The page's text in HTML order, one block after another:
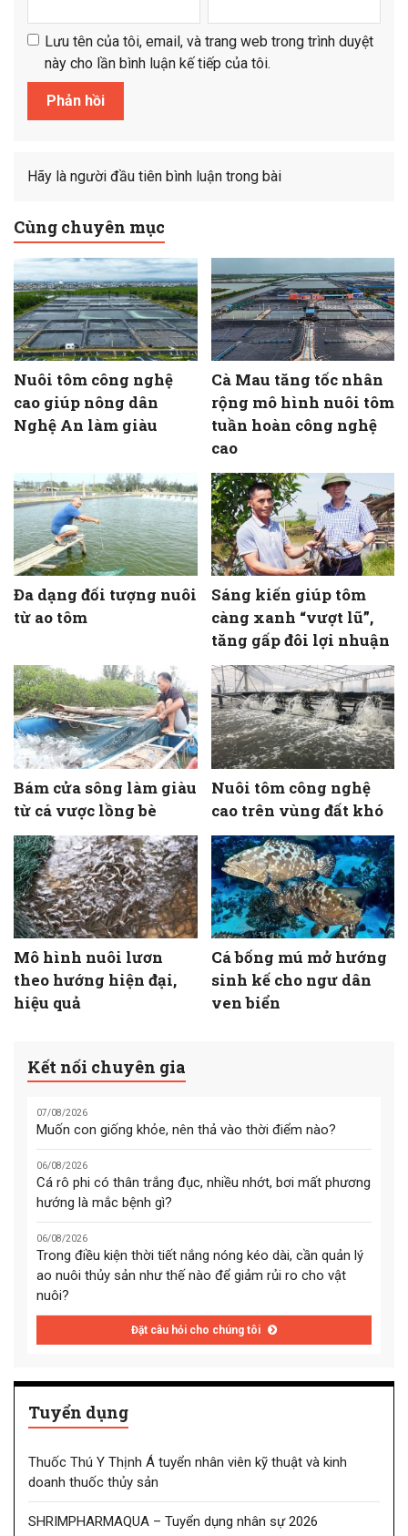
Lưu tên của tôi, email, và trang web trong trình duyệt
này cho lần bình luận kế tiếp của tôi.
Hãy là người đầu tiên bình luận trong bài
Cùng chuyên mục
Nuôi tôm công nghệ
cao giúp nông dân
Nghệ An làm giàu
Cà Mau tăng tốc nhân
rộng mô hình nuôi tôm
tuần hoàn công nghệ
cao
Đa dạng đối tượng nuôi
từ ao tôm
Sáng kiến giúp tôm
càng xanh “vượt lũ”,
tăng gấp đôi lợi nhuận
Bám cửa sông làm giàu
từ cá vược lồng bè
Nuôi tôm công nghệ
cao trên vùng đất khó
Mô hình nuôi lươn
theo hướng hiện đại,
hiệu quả
Cá bống mú mở hướng
sinh kế cho ngư dân
ven biển
Kết nối chuyên gia
07/08/2026
Muốn con giống khỏe, nên thả vào thời điểm nào?
06/08/2026
Cá rô phi có thân trắng đục, nhiều nhớt, bơi mất phương
hướng là mắc bệnh gì?
06/08/2026
Trong điều kiện thời tiết nắng nóng kéo dài, cần quản lý
ao nuôi thủy sản như thế nào để giảm rủi ro cho vật
nuôi?
Đặt câu hỏi cho chúng tôi
Tuyển dụng
Thuốc Thú Y Thịnh Á tuyển nhân viên kỹ thuật và kinh
doanh thuốc thủy sản
SHRIMPHARMAQUA – Tuyển dụng nhân sự 2026